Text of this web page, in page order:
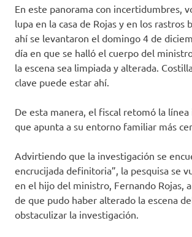
En este panorama con incertidumbres,
lupa en la casa de Rojas y en los rastros
ahí se levantaron el domingo 4 de
día en que se halló el cuerpo del
la escena sea limpiada y alterada.
clave puede estar ahí.
De esta manera, el fiscal retomó la
que apunta a su entorno familiar más
Advirtiendo que la investigación se
encrucijada definitoria”, la pesquisa se
en el hijo del ministro, Fernando Rojas,
de que pudo haber alterado la escena
obstaculizar la investigación.